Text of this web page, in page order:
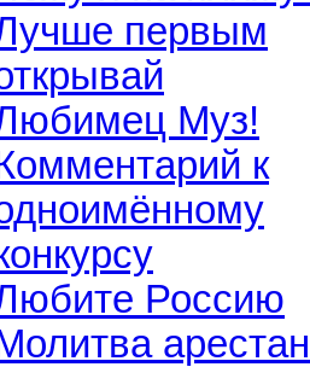
первым
Муз!
к
Россию